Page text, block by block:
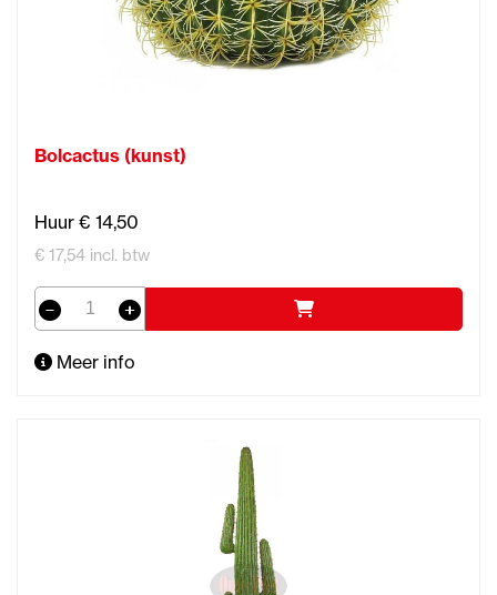
Bolcactus (kunst)
Huur € 14,50
€ 17,54 incl. btw
Meer info